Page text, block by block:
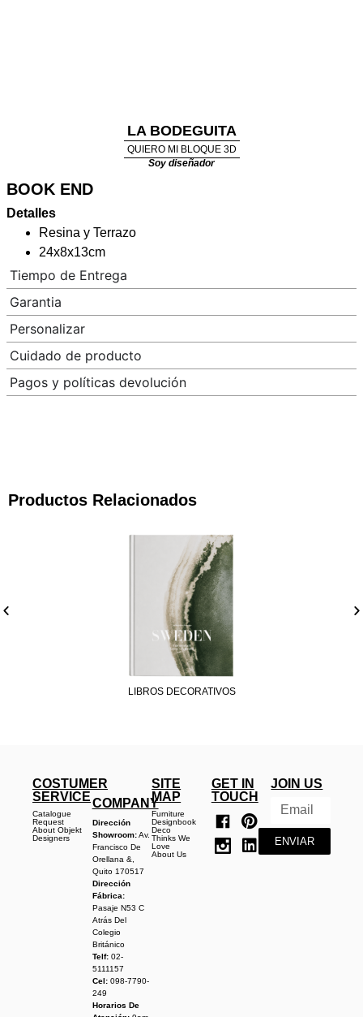
LA BODEGUITA
QUIERO MI BLOQUE 3D
Soy diseñador
BOOK END
Detalles
Resina y Terrazo
24x8x13cm
Tiempo de Entrega
Garantia
Personalizar
Cuidado de producto
Pagos y políticas devolución
Productos Relacionados
LIBROS DECORATIVOS
COSTUMER
SERVICE
Catalogue
Request
About Objekt
Designers
COMPANY
Dirección
Showroom:Av.
Francisco De
Orellana &,
Quito 170517
Dirección
Fábrica:
Pasaje N53 C
Atrás Del
Colegio
Británico
Telf:02-
5111157
Cel:098-7790-
249
Horarios De
SITE
MAP
Furniture
Designbook
Deco
Thinks We
Love
About Us
GET IN
TOUCH
JOIN US
ENVIAR